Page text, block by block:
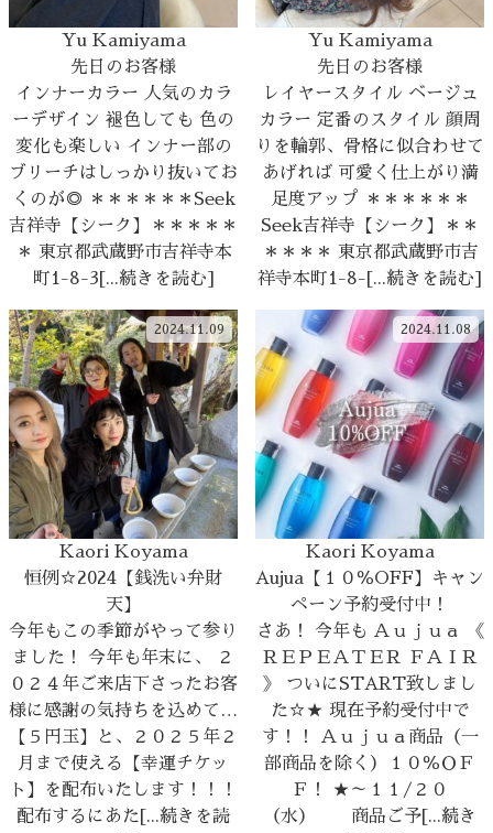
Yu Kamiyama
先日のお客様
インナーカラー 人気のカラ
ーデザイン 褪色しても 色の
変化も楽しい インナー部の
ブリーチはしっかり抜いてお
くのが◎ ＊＊＊＊＊＊Seek
吉祥寺【シーク】＊＊＊＊＊
＊ 東京都武蔵野市吉祥寺本
町1-8-3[...続きを読む]
Yu Kamiyama
先日のお客様
レイヤースタイル ベージュ
カラー 定番のスタイル 顔周
りを輪郭、骨格に似合わせて
あげれば 可愛く仕上がり満
足度アップ ＊＊＊＊＊＊
Seek吉祥寺【シーク】＊＊
＊＊＊＊ 東京都武蔵野市吉
祥寺本町1-8-[...続きを読む]
2024.11.09
Kaori Koyama
恒例☆2024【銭洗い弁財
天】
今年もこの季節がやって参り
ました！ 今年も年末に、 ２
０２４年ご来店下さったお客
様に感謝の気持ちを込めて…
【５円玉】と、２０２５年２
月まで使える【幸運チケッ
ト】を配布いたします！！！
配布するにあた[...続きを読
2024.11.08
Kaori Koyama
Aujua【１０％OFF】キャン
ペーン予約受付中！
さあ！ 今年も Ａｕｊｕａ 《
ＲＥＰＥＡＴＥＲ ＦＡＩＲ
》 ついにSTART致しまし
た☆★ 現在予約受付中で
す！！ Ａｕｊｕａ商品（一
部商品を除く）１０％ＯＦ
Ｆ！ ★～１１/２０
（水） 商品ご予[...続き